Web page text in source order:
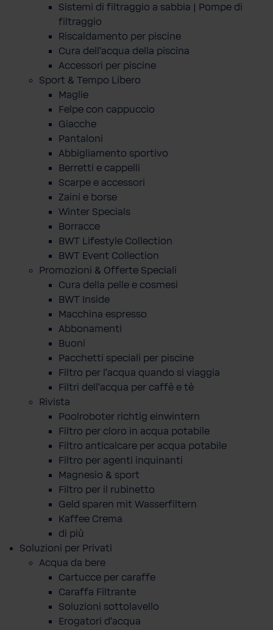
Sistemi di filtraggio a sabbia | Pompe di
filtraggio
Riscaldamento per piscine
Cura dell'acqua della piscina
Accessori per piscine
Sport & Tempo Libero
Maglie
Felpe con cappuccio
Giacche
Pantaloni
Abbigliamento sportivo
Berretti e cappelli
Scarpe e accessori
Zaini e borse
Winter Specials
Borracce
BWT Lifestyle Collection
BWT Event Collection
Promozioni & Offerte Speciali
Cura della pelle e cosmesi
BWT Inside
Macchina espresso
Abbonamenti
Buoni
Pacchetti speciali per piscine
Filtro per l'acqua quando si viaggia
Filtri dell'acqua per caffè e tè
Rivista
Poolroboter richtig einwintern
Filtro per cloro in acqua potabile
Filtro anticalcare per acqua potabile
Filtro per agenti inquinanti
Magnesio & sport
Filtro per il rubinetto
Geld sparen mit Wasserfiltern
Kaffee Crema
di più
Soluzioni per Privati
Acqua da bere
Cartucce per caraffe
Caraffa Filtrante
Soluzioni sottolavello
Erogatori d'acqua